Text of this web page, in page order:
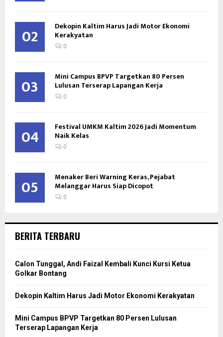
02 Dekopin Kaltim Harus Jadi Motor Ekonomi
Kerakyatan
0
03 Mini Campus BPVP Targetkan 80 Persen
Lulusan Terserap Lapangan Kerja
0
04 Festival UMKM Kaltim 2026 Jadi Momentum
Naik Kelas
0
05 Menaker Beri Warning Keras, Pejabat
Melanggar Harus Siap Dicopot
0
BERITA TERBARU
Calon Tunggal, Andi Faizal Kembali Kunci Kursi Ketua
Golkar Bontang
Dekopin Kaltim Harus Jadi Motor Ekonomi Kerakyatan
Mini Campus BPVP Targetkan 80 Persen Lulusan
Terserap Lapangan Kerja